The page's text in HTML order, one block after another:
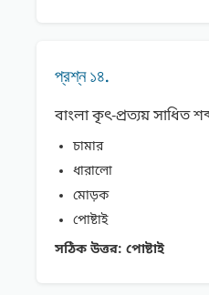
প্রশ্ন ১৪.
বাংলা কৃৎ-প্রত্যয় সাধিত
চামার
ধারালো
মোড়ক
পোষ্টাই
সঠিক উত্তর: পোষ্টাই